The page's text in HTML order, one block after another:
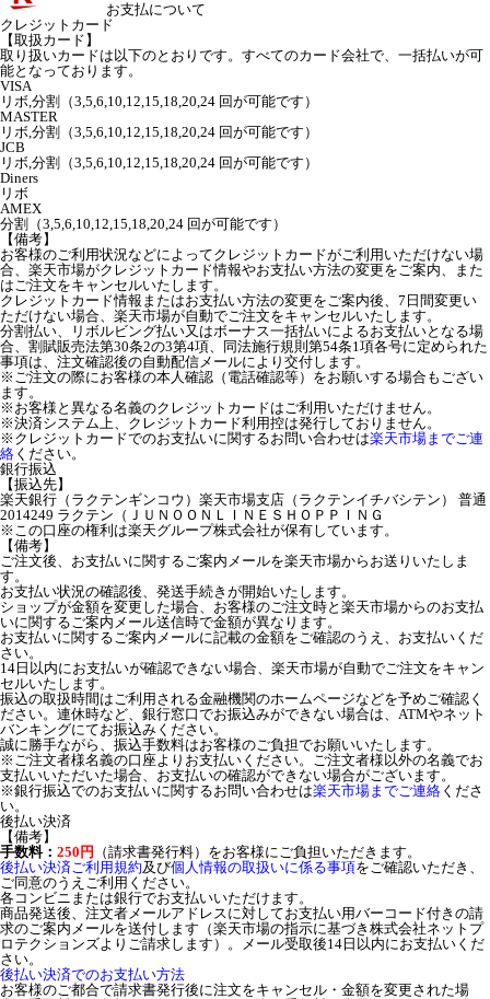
お支払について
クレジットカード
【取扱カード】
取り扱いカードは以下のとおりです。すべてのカード会社で、一括払いが可
能となっております。
VISA
リボ,分割（3,5,6,10,12,15,18,20,24 回が可能です）
MASTER
リボ,分割（3,5,6,10,12,15,18,20,24 回が可能です）
JCB
リボ,分割（3,5,6,10,12,15,18,20,24 回が可能です）
Diners
リボ
AMEX
分割（3,5,6,10,12,15,18,20,24 回が可能です）
【備考】
お客様のご利用状況などによってクレジットカードがご利用いただけない場
合、楽天市場がクレジットカード情報やお支払い方法の変更をご案内、また
はご注文をキャンセルいたします。
クレジットカード情報またはお支払い方法の変更をご案内後、7日間変更い
ただけない場合、楽天市場が自動でご注文をキャンセルいたします。
分割払い、リボルビング払い又はボーナス一括払いによるお支払いとなる場
合、割賦販売法第30条2の3第4項、同法施行規則第54条1項各号に定められた
事項は、注文確認後の自動配信メールにより交付します。
※ご注文の際にお客様の本人確認（電話確認等）をお願いする場合もござい
ます。
※お客様と異なる名義のクレジットカードはご利用いただけません。
※決済システム上、クレジットカード利用控は発行しておりません。
※クレジットカードでのお支払いに関するお問い合わせは楽天市場までご連
絡 ください。
銀行振込
【振込先】
楽天銀行（ラクテンギンコウ）楽天市場支店（ラクテンイチバシテン） 普通
2014249 ラクテン（ＪＵＮＯＯＮＬＩＮＥＳＨＯＰＰＩＮＧ
※この口座の権利は楽天グループ株式会社が保有しています。
【備考】
ご注文後、お支払いに関するご案内メールを楽天市場からお送りいたしま
す。
お支払い状況の確認後、発送手続きが開始いたします。
ショップが金額を変更した場合、お客様のご注文時と楽天市場からのお支払
いに関するご案内メール送信時で金額が異なります。
お支払いに関するご案内メールに記載の金額をご確認のうえ、お支払いくだ
さい。
14日以内にお支払いが確認できない場合、楽天市場が自動でご注文をキャン
セルいたします。
振込の取扱時間はご利用される金融機関のホームページなどを予めご確認く
ださい。連休時など、銀行窓口でお振込みができない場合は、ATMやネット
バンキングにてお振込みください。
誠に勝手ながら、振込手数料はお客様のご負担でお願いいたします。
※ご注文者様名義の口座よりお支払いください。ご注文者様以外の名義でお
支払いいただいた場合、お支払いの確認ができない場合がございます。
※銀行振込でのお支払いに関するお問い合わせは楽天市場までご連絡 くださ
い。
後払い決済
【備考】
手数料： 250円
（請求書発行料）をお客様にご負担いただきます。
後払い決済ご利用規約及び個人情報の取扱いに係る事項をご確認いただき、
ご同意のうえご利用ください。
各コンビニまたは銀行でお支払いいただけます。
商品発送後、注文者メールアドレスに対してお支払い用バーコード付きの請
求のご案内メールを送付します（楽天市場の指示に基づき株式会社ネットプ
ロテクションズよりご請求します）。メール受取後14日以内にお支払いくだ
さい。
後払い決済でのお支払い方法
お客様のご都合で請求書発行後に注文をキャンセル・金額を変更された場